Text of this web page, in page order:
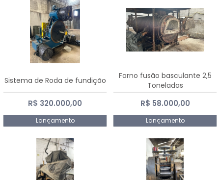
Sistema de Roda de fundição
R$ 320.000,00
Lançamento
Forno fusão basculante 2,5
Toneladas
R$ 58.000,00
Lançamento